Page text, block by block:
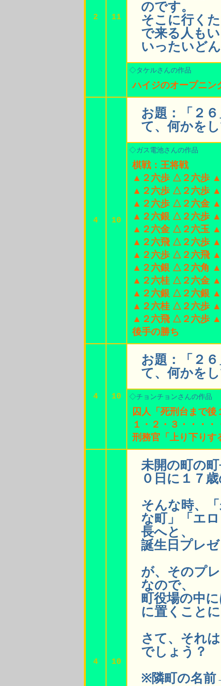
2 11
のです。
そこに行く
で来る人も
いったいど
◇タケルさんの作品
ハイジのオープニン
4 10
お題：「２
て、何かを
◇ガス電池さんの作品
棋戦：王将戦
▲２六歩 △２六歩
▲２六歩 △２六歩
▲２六歩 △２六金
▲２六銀 △２六歩
▲２六金 △２六玉
▲２六飛 △２六歩
▲２六歩 △２六飛
▲２六銀 △２六角
▲２六桂 △２六金
▲２六銀 △２六銀
▲２六桂 △２六歩
▲２六飛 △２六歩
後手の勝ち
4 10
お題：「２
て、何かを
◇チョンチョンさんの作品
囚人「死刑台まで
１・２・３・・・
刑務官「上り下りす
4 10
未開の町の
０日に１７
そんな時、
な町」「エ
長へと、
誕生日プレ
が、そのプ
なので、
町役場の中
に置くこと
さて、それ
でしょう？
※隣町の名